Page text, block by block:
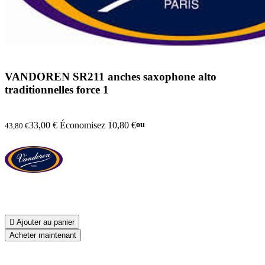
VANDOREN SR211 anches saxophone alto
traditionnelles force 1
43,80 €33,00 € Économisez 10,80 €ou
 Ajouter au panier
Acheter maintenant